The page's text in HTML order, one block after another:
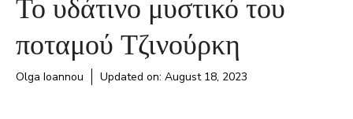
ποταμού Τζινούρκη
Olga Ioannou Updated on: August 18, 2023